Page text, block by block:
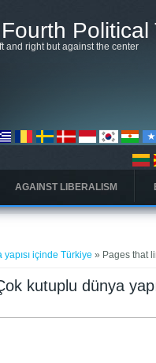
Political
and right but against the center
AGAINST LIBERALISM
içinde Türkiye » Pages that
kutuplu dünya